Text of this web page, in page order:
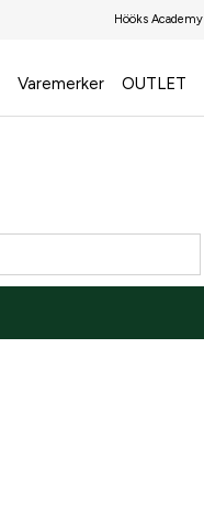
Hööks Academy
Varemerker OUTLET